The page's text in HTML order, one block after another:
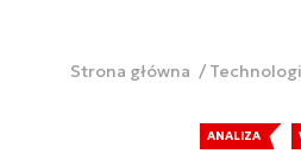
Strona główna
ANALIZA